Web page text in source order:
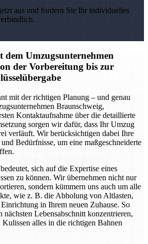
aus und fordern Sie Ihr individuelles
dem Umzugsunternehmen
der Vorbereitung bis zur
mit der richtigen Planung – und genau
Braunschweig,
Kontaktaufnahme über die detaillierte
sorgen wir dafür, dass Ihr Umzug
verläuft. Wir berücksichtigen dabei Ihre
Bedürfnisse, um eine maßgeschneiderte
sich auf die Expertise eines
zu können. Wir übernehmen nicht nur
sondern kümmern uns auch um alle
wie z. B. die Abholung von Altlasten,
in Ihrem neuen Zuhause. So
nächsten Lebensabschnitt konzentrieren,
alles in die richtigen Bahnen